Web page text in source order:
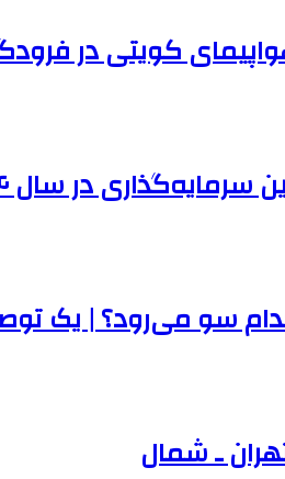
کویتی در
چیست؟ | ۳ ضلعی اثرگذار بر قیمت مسکن در سال جاری
سو می‌رود؟ | یک
ـ شمال